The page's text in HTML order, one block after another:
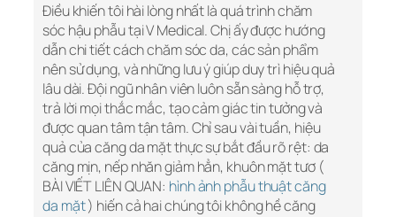
Điều khiến tôi hài lòng nhất là quá trình chăm
sóc hậu phẫu tại V Medical. Chị ấy được hướng
dẫn chi tiết cách chăm sóc da, các sản phẩm
nên sử dụng, và những lưu ý giúp duy trì hiệu quả
lâu dài. Đội ngũ nhân viên luôn sẵn sàng hỗ trợ,
trả lời mọi thắc mắc, tạo cảm giác tin tưởng và
được quan tâm tận tâm. Chỉ sau vài tuần, hiệu
quả của căng da mặt thực sự bắt đầu rõ rệt: da
căng mịn, nếp nhăn giảm hẳn, khuôn mặt tươ (
BÀI VIẾT LIÊN QUAN: hình ảnh phẫu thuật căng
da mặt) hiến cả hai chúng tôi không hề căng